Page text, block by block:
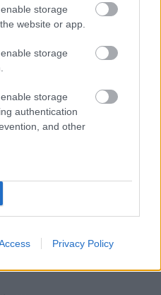
storage
website or app.
storage
storage
authentication
and other
Privacy Policy
Következő cikk
Bulega–Razgatlıoğlu 2–1, de
ezúttal sem adták könnyen a
győzelmet
Dávid